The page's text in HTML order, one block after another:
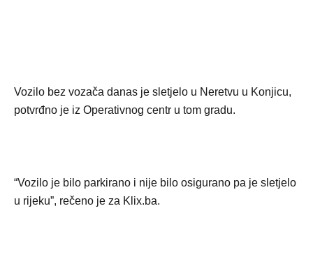
Vozilo bez vozača danas je sletjelo u Neretvu u Konjicu,
potvrđno je iz Operativnog centr u tom gradu.
“Vozilo je bilo parkirano i nije bilo osigurano pa je sletjelo
u rijeku”, rečeno je za Klix.ba.